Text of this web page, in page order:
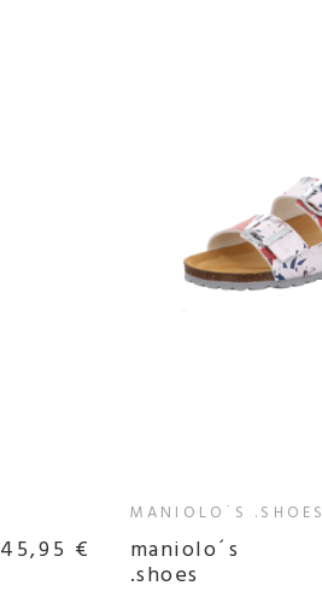
45,95 €
MANIOLO´S .SHOES
maniolo´s
.shoes